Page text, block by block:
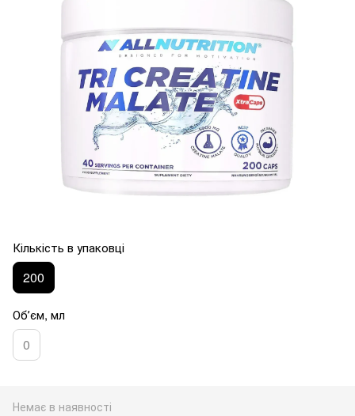
Кількість в упаковці
200
Обʼєм, мл
0
Немає в наявності